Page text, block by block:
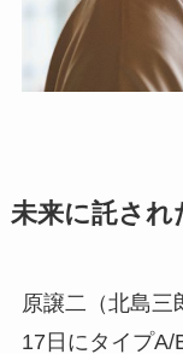
未来に託され
原譲二（北島三
17日にタイプA/